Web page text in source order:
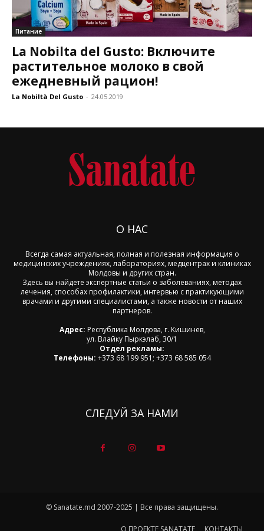
Питание
La Nobilta del Gusto: Включите
растительное молоко в свой
ежедневный рацион!
La Nobiltà Del Gusto - 24.05.2019
О НАС
Всегда самая актуальная, полная и полезная информация о
медицинских учреждениях, лабораториях, медцентрах и клиниках
Молдовы и других стран.
Здесь вы найдете экспертные статьи о заболеваниях, методах
лечения, способах профилактики, интервью с практикующими
врачами и другими специалистами, а также новости от наших
партнеров.
Адрес: Республика Молдова, г. Кишинев,
ул. Влайку Пыркэлаб, 30/1
Отдел рекламы:
Телефоны: +373 68 199 951; +373 68 585 054
СЛЕДУЙ ЗА НАМИ
© Sanatate.md 2007-2025 | Все права защищены.
О ПРОЕКТЕ SANATATE КОНТАКТЫ